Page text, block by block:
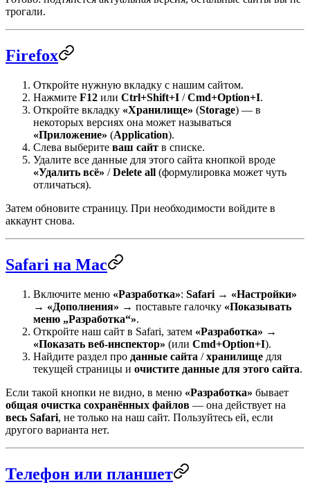
трогали.
Firefox
Откройте нужную вкладку с нашим сайтом.
Нажмите F12 или Ctrl+Shift+I /Cmd+Option+I.
Откройте вкладку «Хранилище» (Storage) — в
некоторых версиях она может называться
«Приложение» (Application).
Слева выберите ваш сайт в списке.
Удалите все данные для этого сайта кнопкой вроде
«Удалить всё» /Delete all (формулировка может чуть
отличаться).
Затем обновите страницу. При необходимости войдите в
аккаунт снова.
Safari на Mac
Включите меню «Разработка»: Safari → «Настройки»
→ «Дополнения» → поставьте галочку «Показывать
меню „Разработка“».
Откройте наш сайт в Safari, затем «Разработка» →
«Показать веб-инспектор» (или Cmd+Option+I).
Найдите раздел про данные сайта /хранилище для
текущей страницы и очистите данные для этого сайта.
Если такой кнопки не видно, в меню «Разработка» бывает
общая очистка сохранённых файлов — она действует на
весь Safari, не только на наш сайт. Пользуйтесь ей, если
другого варианта нет.
Телефон или планшет